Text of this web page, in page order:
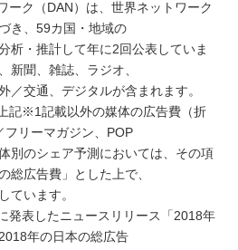
ク（DAN）は、世界ネットワーク
き、59カ国・地域の
析・推計して年に2回公表していま
新聞、雑誌、ラジオ、
交通、デジタルが含まれます。
記※1記載以外の媒体の広告費（折
フリーマガジン、POP
別のシェア予測においては、その項
総広告費」とした上で、
ています。
発表したニュースリリース「2018年
年の日本の総広告